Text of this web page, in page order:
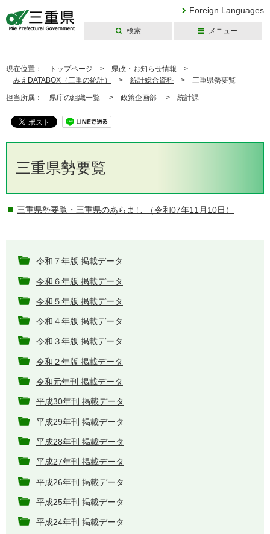
Foreign Languages
検索 メニュー
現在位置： トップページ > 県政・お知らせ情報 >
みえDATABOX（三重の統計）
> 統計総合資料 > 三重県勢要覧
担当所属： 県庁の組織一覧 > 政策企画部 > 統計課
三重県勢要覧
三重県勢要覧・三重県のあらまし （令和07年11月10日）
令和７年版 掲載データ
令和６年版 掲載データ
令和５年版 掲載データ
令和４年版 掲載データ
令和３年版 掲載データ
令和２年版 掲載データ
令和元年刊 掲載データ
平成30年刊 掲載データ
平成29年刊 掲載データ
平成28年刊 掲載データ
平成27年刊 掲載データ
平成26年刊 掲載データ
平成25年刊 掲載データ
平成24年刊 掲載データ